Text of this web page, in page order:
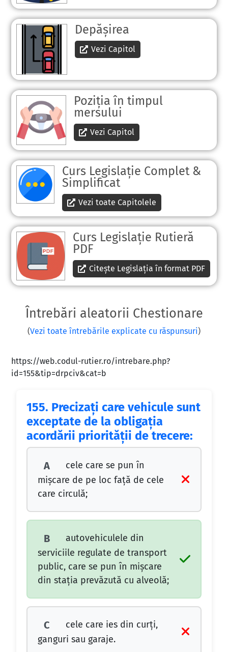
Depășirea
Vezi Capitol
Poziția în timpul
mersului
Vezi Capitol
Curs Legislație Complet &
Simplificat
Vezi toate Capitolele
Curs Legislație Rutieră
PDF
Citește Legislația în format PDF
Întrebări aleatorii Chestionare
(Vezi toate întrebările explicate cu răspunsuri)
https://web.codul-rutier.ro/intrebare.php?
id=155&tip=drpciv&cat=b
155. Precizaţi care vehicule sunt
exceptate de la obligaţia
acordării priorităţii de trecere:
A
cele care se pun în
mişcare de pe loc faţă de cele
care circulă;
B
autovehiculele din
serviciile regulate de transport
public, care se pun în mişcare
din staţia prevăzută cu alveolă;
C
cele care ies din curţi,
ganguri sau garaje.